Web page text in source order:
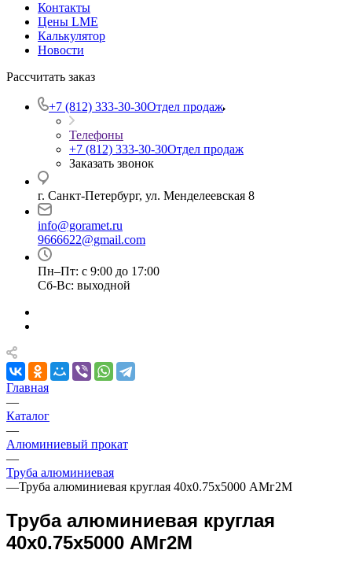
Контакты
Цены LME
Калькулятор
Новости
Рассчитать заказ
+7 (812) 333-30-30Отдел продаж
Телефоны
+7 (812) 333-30-30Отдел продаж
Заказать звонок
г. Санкт-Петербург, ул. Менделеевская 8
info@goramet.ru
9666622@gmail.com
Пн–Пт: с 9:00 до 17:00
Сб-Вс: выходной
Главная
—
Каталог
—
Алюминиевый прокат
—
Труба алюминиевая
—Труба алюминиевая круглая 40х0.75х5000 АМг2М
Труба алюминиевая круглая
40х0.75х5000 АМг2М